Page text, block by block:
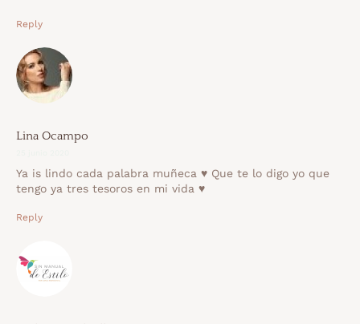
Reply
Lina Ocampo
Ya is lindo cada palabra muñeca ♥️ Que te lo digo yo que
tengo ya tres tesoros en mi vida ♥️
Reply